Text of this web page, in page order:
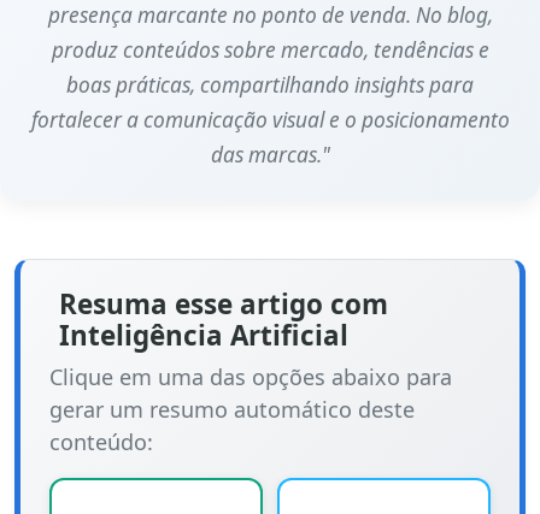
presença marcante no ponto de venda. No blog,
produz conteúdos sobre mercado, tendências e
boas práticas, compartilhando insights para
fortalecer a comunicação visual e o posicionamento
das marcas."
Resuma esse artigo com
Inteligência Artificial
Clique em uma das opções abaixo para
gerar um resumo automático deste
conteúdo: